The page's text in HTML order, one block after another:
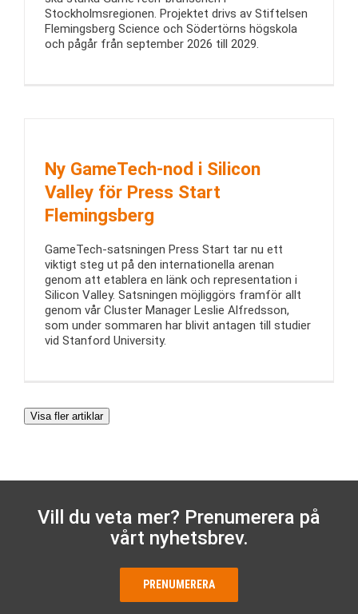
Stockholmsregionen. Projektet drivs av Stiftelsen
Flemingsberg Science och Södertörns högskola
och pågår från september 2026 till 2029.
Ny GameTech-nod i Silicon
Valley för Press Start
Flemingsberg
GameTech-satsningen Press Start tar nu ett
viktigt steg ut på den internationella arenan
genom att etablera en länk och representation i
Silicon Valley. Satsningen möjliggörs framför allt
genom vår Cluster Manager Leslie Alfredsson,
som under sommaren har blivit antagen till studier
vid Stanford University.
Visa fler artiklar
Vill du veta mer? Prenumerera på
vårt nyhetsbrev.
PRENUMERERA